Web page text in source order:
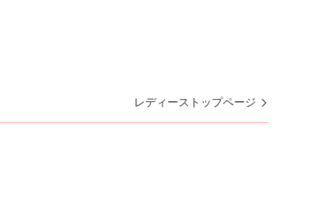
レディーストップページ